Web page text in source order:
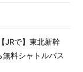
JRで】東北新幹
料シャトルバス